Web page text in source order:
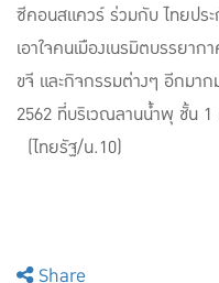
TL Learning Center
ซีคอนสแควร์ ร่วมกับ ไทยปร
เอาใจคนเมืองเนรมิตบรรยา
ขจี และกิจกรรมต่างๆ อีกมา
2562 ที่บริเวณลานน้ำพุ ชั้น
(ไทยรัฐ/น.10)
Share